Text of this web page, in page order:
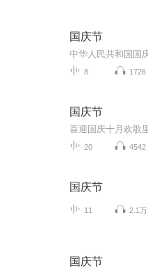
国庆节
8 1726
国庆节
20 4542
国庆节
11 2.1万
国庆节